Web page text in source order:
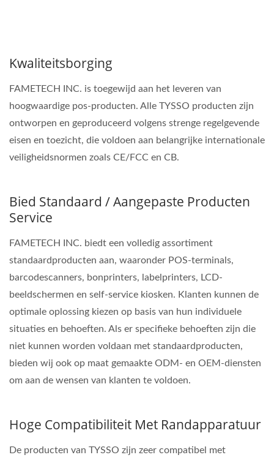
Kwaliteitsborging
FAMETECH INC. is toegewijd aan het leveren van
hoogwaardige pos-producten. Alle TYSSO producten zijn
ontworpen en geproduceerd volgens strenge regelgevende
eisen en toezicht, die voldoen aan belangrijke internationale
veiligheidsnormen zoals CE/FCC en CB.
Bied Standaard / Aangepaste Producten
Service
FAMETECH INC. biedt een volledig assortiment
standaardproducten aan, waaronder POS-terminals,
barcodescanners, bonprinters, labelprinters, LCD-
beeldschermen en self-service kiosken. Klanten kunnen de
optimale oplossing kiezen op basis van hun individuele
situaties en behoeften. Als er specifieke behoeften zijn die
niet kunnen worden voldaan met standaardproducten,
bieden wij ook op maat gemaakte ODM- en OEM-diensten
om aan de wensen van klanten te voldoen.
Hoge Compatibiliteit Met Randapparatuur
De producten van TYSSO zijn zeer compatibel met